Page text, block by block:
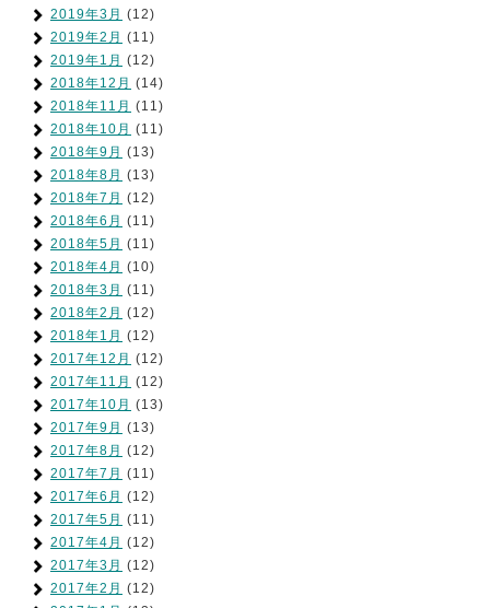
2019年3月 (12)
2019年2月 (11)
2019年1月 (12)
2018年12月 (14)
2018年11月 (11)
2018年10月 (11)
2018年9月 (13)
2018年8月 (13)
2018年7月 (12)
2018年6月 (11)
2018年5月 (11)
2018年4月 (10)
2018年3月 (11)
2018年2月 (12)
2018年1月 (12)
2017年12月 (12)
2017年11月 (12)
2017年10月 (13)
2017年9月 (13)
2017年8月 (12)
2017年7月 (11)
2017年6月 (12)
2017年5月 (11)
2017年4月 (12)
2017年3月 (12)
2017年2月 (12)